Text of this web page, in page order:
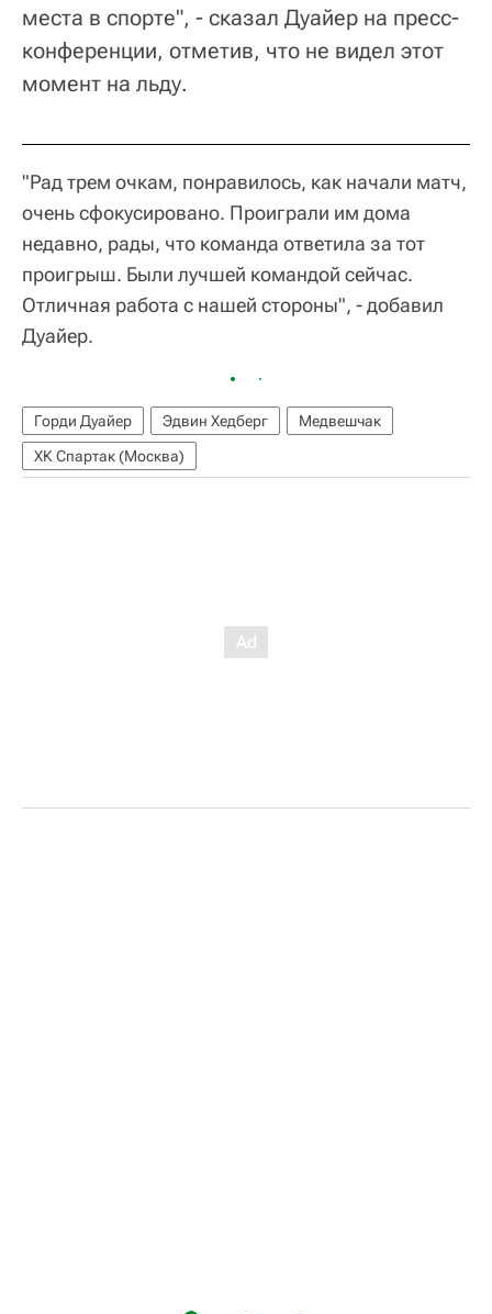
места в спорте", - сказал Дуайер на пресс-
конференции, отметив, что не видел этот
момент на льду.
"Рад трем очкам, понравилось, как начали матч,
очень сфокусировано. Проиграли им дома
недавно, рады, что команда ответила за тот
проигрыш. Были лучшей командой сейчас.
Отличная работа с нашей стороны", - добавил
Дуайер.
Горди Дуайер Эдвин Хедберг
Медвешчак
ХК Спартак (Москва)